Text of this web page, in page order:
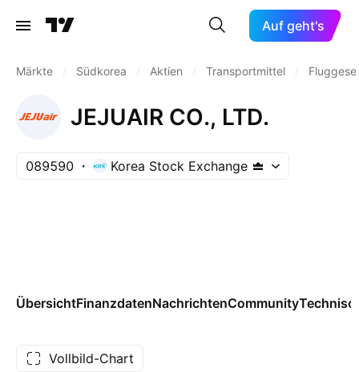
Auf geht's
Märkte Südkorea Aktien Transportmittel
JEJUAIR CO., LTD.
089590 Korea Stock Exchange
ÜbersichtFinanzdatenNachrichtenCommunity
Vollbild-Chart